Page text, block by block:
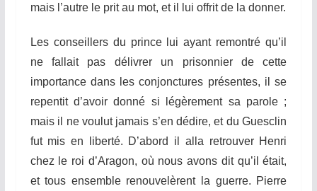
mais l’autre le prit au mot, et il lui offrit de la donner.
Les conseillers du prince lui ayant remontré qu’il
ne fallait pas délivrer un prisonnier de cette
importance dans les conjonctures présentes, il se
repentit d’avoir donné si légèrement sa parole ;
mais il ne voulut jamais s’en dédire, et du Guesclin
fut mis en liberté. D’abord il alla retrouver Henri
chez le roi d’Aragon, où nous avons dit qu’il était,
et tous ensemble renouvelèrent la guerre. Pierre